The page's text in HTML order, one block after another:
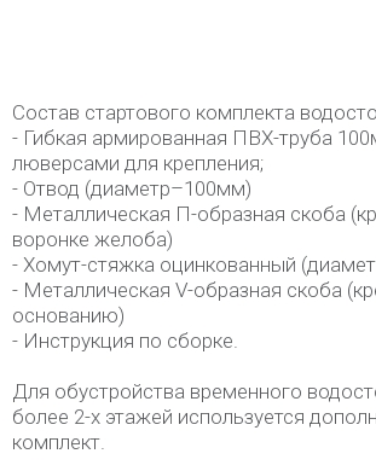
Состав стартового комплекта
- Гибкая армированная ПВХ-труба
люверсами для крепления;
- Отвод (диаметр–100мм)
- Металлическая П-образная скоба
воронке желоба)
- Хомут-стяжка оцинкованный
- Металлическая V-образная скоба
основанию)
- Инструкция по сборке.
Для обустройства временного
более 2-х этажей используется
комплект.